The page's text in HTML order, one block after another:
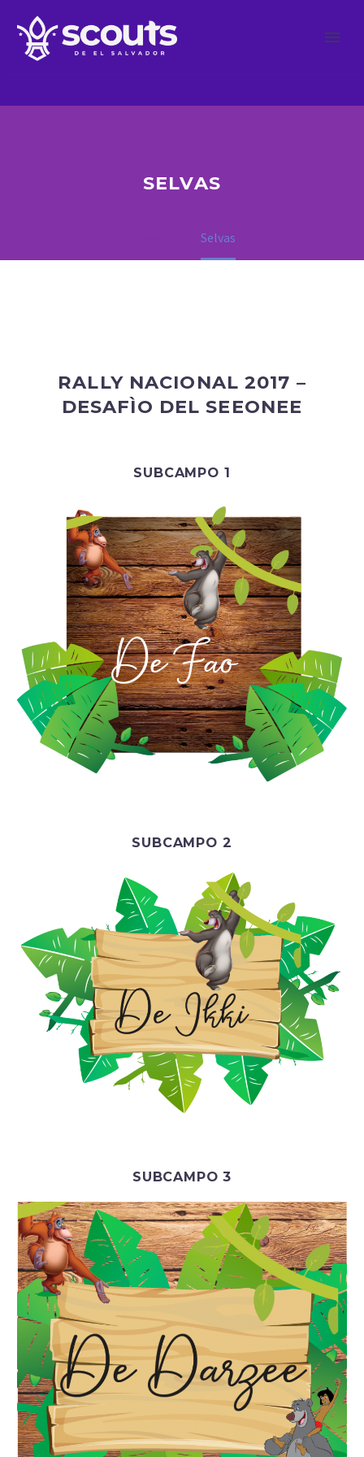
SELVAS
Selvas
RALLY NACIONAL 2017 –
DESAFÌO DEL SEEONEE
SUBCAMPO 1
SUBCAMPO 2
SUBCAMPO 3